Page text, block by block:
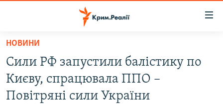
Перейти
основного
матеріалу
Перейти
до
ВІДЕО ТА ФОТО
НОВИНИ
Сили РФ запустили балістику по
Києву, спрацювала ППО –
Повітряні сили України